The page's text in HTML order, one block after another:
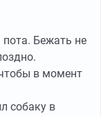
пота. Бежать не
в момент
собаку в